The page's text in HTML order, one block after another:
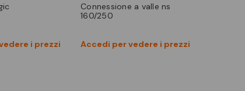
i prezzi
connessione a valle ns
160/250
Accedi per vedere i prezzi
Vedi prodotto
Confronta